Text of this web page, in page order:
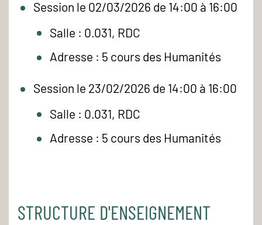
Session le 02/03/2026 de 14:00 à 16:00
Salle : 0.031, RDC
Adresse : 5 cours des Humanités
Session le 23/02/2026 de 14:00 à 16:00
Salle : 0.031, RDC
Adresse : 5 cours des Humanités
STRUCTURE D'ENSEIGNEMENT